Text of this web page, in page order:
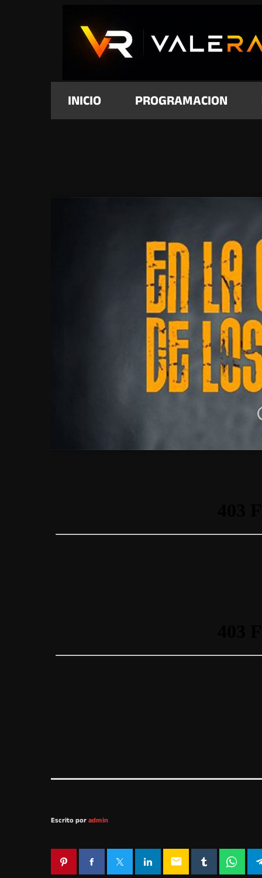
INICIO PROGRAMACION
Escrito por admin
email